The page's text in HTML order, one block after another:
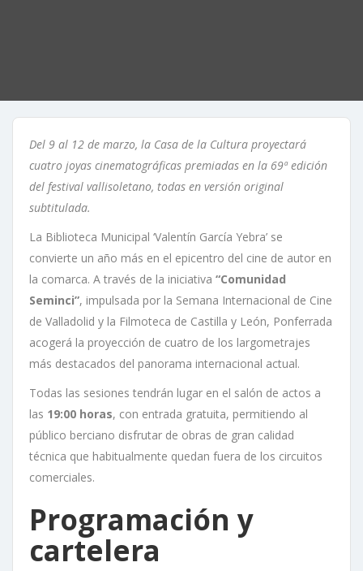
Del 9 al 12 de marzo, la Casa de la Cultura proyectará
cuatro joyas cinematográficas premiadas en la 69ª edición
del festival vallisoletano, todas en versión original
subtitulada.
La Biblioteca Municipal ‘Valentín García Yebra’ se
convierte un año más en el epicentro del cine de autor en
la comarca. A través de la iniciativa “Comunidad
Seminci”, impulsada por la Semana Internacional de Cine
de Valladolid y la Filmoteca de Castilla y León, Ponferrada
acogerá la proyección de cuatro de los largometrajes
más destacados del panorama internacional actual.
Todas las sesiones tendrán lugar en el salón de actos a
las 19:00 horas, con entrada gratuita, permitiendo al
público berciano disfrutar de obras de gran calidad
técnica que habitualmente quedan fuera de los circuitos
comerciales.
Programación y
cartelera